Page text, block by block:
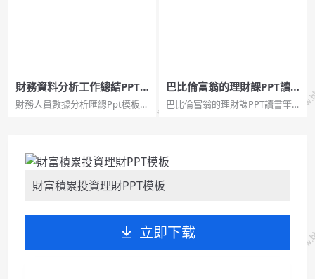
財務資料分析工作總結PPT
模板
財務人員數據分析匯總Ppt模板。
金融理財產品的推廣。...
巴比倫富翁的理財課PPT讀
書筆記
巴比倫富翁的理財課PPT讀書筆
財富秘密。...
財富積累投資理財PPT模板
立即下载